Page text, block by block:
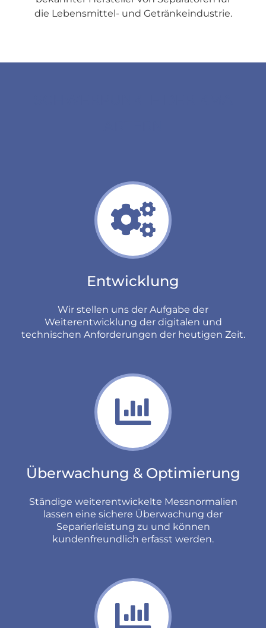
die Lebensmittel- und Getränkeindustrie.
Entwicklung
Wir stellen uns der Aufgabe der
Weiterentwicklung der digitalen und
technischen Anforderungen der heutigen Zeit.
Überwachung & Optimierung
Ständige weiterentwickelte Messnormalien
lassen eine sichere Überwachung der
Separierleistung zu und können
kundenfreundlich erfasst werden.